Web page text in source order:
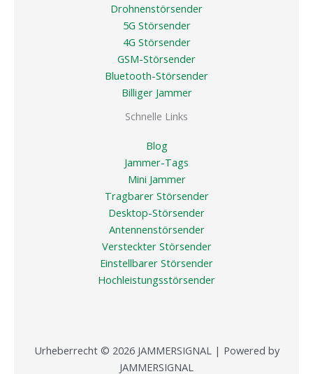
Drohnenstörsender
5G Störsender
4G Störsender
GSM-Störsender
Bluetooth-Störsender
Billiger Jammer
Schnelle Links
Blog
Jammer-Tags
Mini Jammer
Tragbarer Störsender
Desktop-Störsender
Antennenstörsender
Versteckter Störsender
Einstellbarer Störsender
Hochleistungsstörsender
Urheberrecht © 2026 JAMMERSIGNAL | Powered by
JAMMERSIGNAL